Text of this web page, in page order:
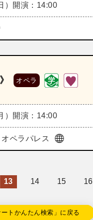
開演：14:00
オペラ
開演：14:00
ペラパレス
13 14 15 16
トかんたん検索」に戻る